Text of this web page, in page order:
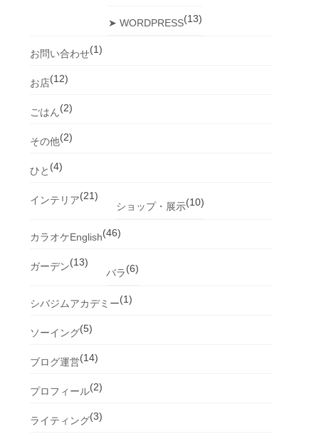
➤ WORDPRESS(13)
お問い合わせ(1)
お店(12)
ごはん(2)
その他(2)
ひと (4)
インテリア(21)
ショップ・展示(10)
カラオケEnglish(46)
ガーデン(13)
バラ(6)
シバジムアカデミー(1)
ソーイング(5)
ブログ運営(14)
プロフィール(2)
ライティング(3)